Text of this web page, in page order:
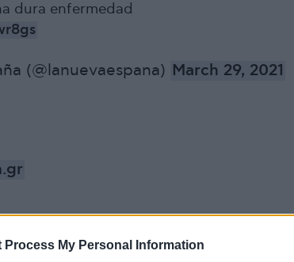
Process My Personal Information
dura enfermedad
(@lanuevaespana) March 29, 2021